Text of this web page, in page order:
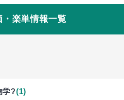
・楽単情報一覧
学?(1)